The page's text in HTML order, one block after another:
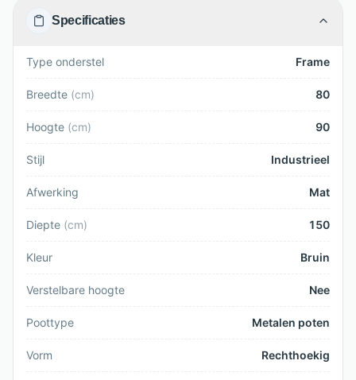
Specificaties
Type onderstel Frame
Breedte (cm) 80
Hoogte (cm) 90
Stijl Industrieel
Afwerking Mat
Diepte (cm) 150
Kleur Bruin
Verstelbare hoogte Nee
Poottype Metalen poten
Vorm Rechthoekig